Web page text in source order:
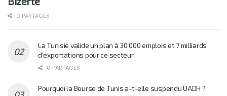
0 PARTAGES
La Tunisie valide un plan à 30 000 emplois et 7 milliards
d’exportations pour ce secteur
0 PARTAGES
Pourquoi la Bourse de Tunis a-t-elle suspendu UADH ?